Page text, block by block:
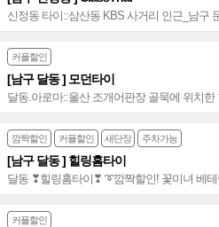
신정동 타이::삼산동 KBS 사거리 인근_남구
커플할인
[남구 달동 ] 모던타이
달동.아로마::울산 조개어판장 골묵에 위치한
깜짝할인 커플할인 새단장 주차가능
[남구 달동 ] 힐링홈타이
달동 ❣힐링홈타이❣ ➰깜짝할인! 꽃미녀 베테
로마&커플마사지로 가슴 따뜻한 힐링 선사~⭐️
커플할인